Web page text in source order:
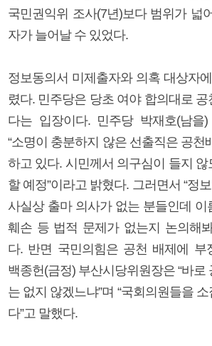
국민권익위 조사(7년)보다 범위가 넓
자가 늘어날 수 있었다.
정보동의서 미제출자와 의혹 대상자에
렸다. 민주당은 당초 여야 합의대로
다는 입장이다. 민주당 박재호(남을)
“소명이 충분하지 않은 선출직은 공천
하고 있다. 시민께서 의구심이 들지
할 예정”이라고 밝혔다. 그러면서 “정
사실상 출마 의사가 없는 분들인데 이
훼손 등 법적 문제가 없는지 논의해
다. 반면 국민의힘은 공천 배제에 부
백종헌(금정) 부산시당위원장은 “바로
는 없지 않겠느냐”며 “국회의원들을
다”고 말했다.